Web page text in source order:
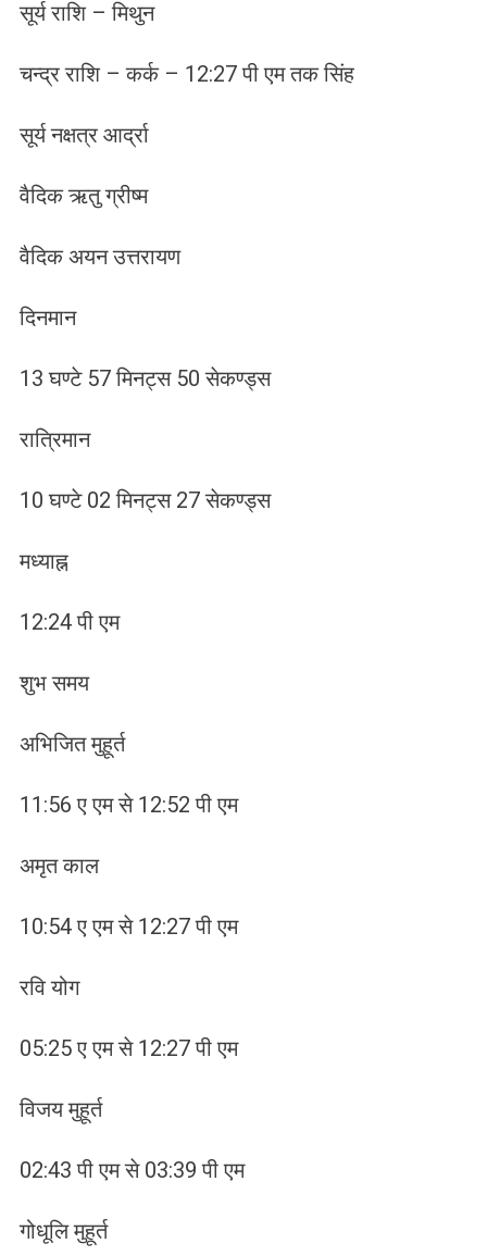
सूर्य राशि – मिथुन
चन्द्र राशि – कर्क – 12:27 पी एम तक सिंह
सूर्य नक्षत्र आर्द्रा
वैदिक ऋतु ग्रीष्म
वैदिक अयन उत्तरायण
दिनमान
13 घण्टे 57 मिनट्स 50 सेकण्ड्स
रात्रिमान
10 घण्टे 02 मिनट्स 27 सेकण्ड्स
मध्याह्न
12:24 पी एम
शुभ समय
अभिजित मुहूर्त
11:56 ए एम से 12:52 पी एम
अमृत काल
10:54 ए एम से 12:27 पी एम
रवि योग
05:25 ए एम से 12:27 पी एम
विजय मुहूर्त
02:43 पी एम से 03:39 पी एम
गोधूलि मुहूर्त